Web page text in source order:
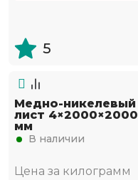
5
Медно-никелевый
лист 4×2000×2000
мм
В наличии
Цена за килограмм